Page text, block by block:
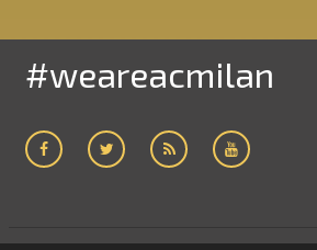
#weareacmilan